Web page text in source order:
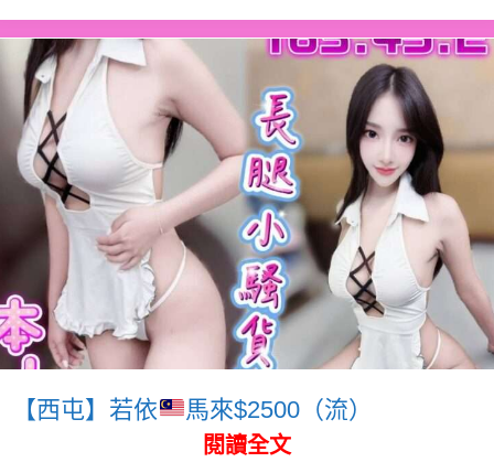
【西屯】若依 馬來$2500（流）
閱讀全文